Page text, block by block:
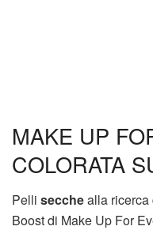
MAKE UP
COLORATA
Pelli secchealla
Boost di Make Up For